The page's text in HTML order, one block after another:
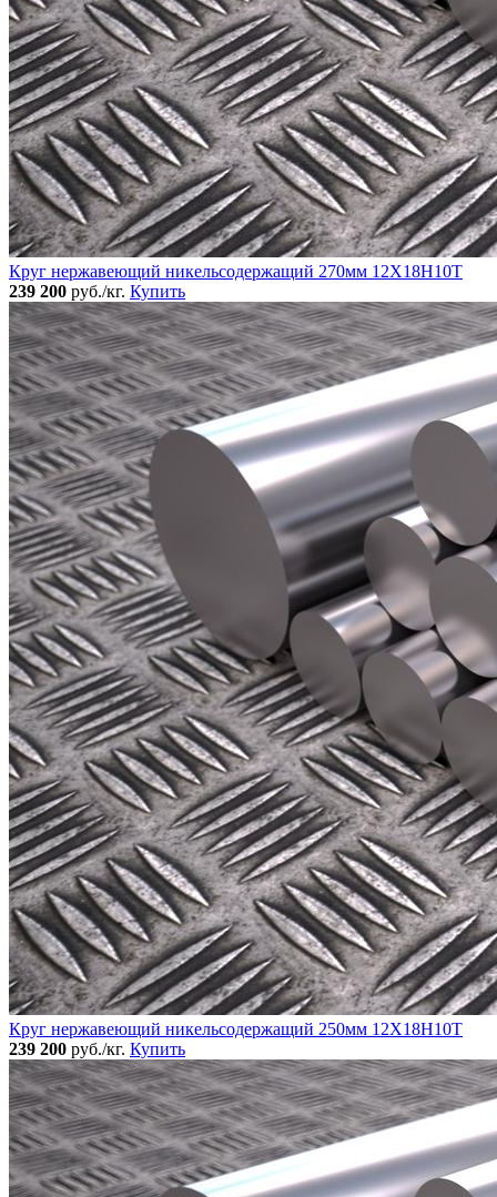
Круг нержавеющий никельсодержащий 270мм 12Х18Н10Т
239 200 руб./кг. Купить
Круг нержавеющий никельсодержащий 250мм 12Х18Н10Т
239 200 руб./кг. Купить